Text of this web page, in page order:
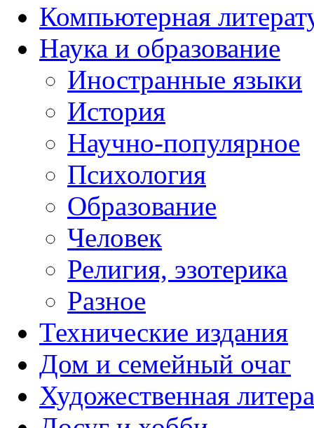
Компьютерная
Наука и образование
Иностранные языки
История
Научно-популярное
Психология
Образование
Человек
Религия, эзотерика
Разное
Технические издания
Дом и семейный очаг
Художественная